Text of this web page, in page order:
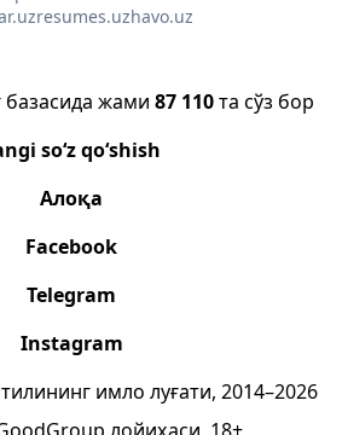
resumes.uzhavo.uz
базасида жами 87 110та сўз бор
so‘z qo‘shish
Алоқа
Facebook
Telegram
Instagram
имло луғати, 2014–2026